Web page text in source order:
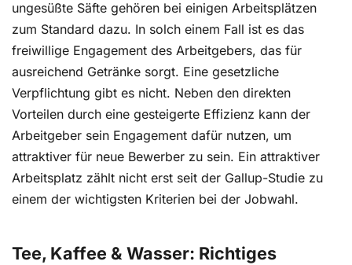
ungesüßte Säfte gehören bei einigen Arbeitsplätzen
zum Standard dazu. In solch einem Fall ist es das
freiwillige Engagement des Arbeitgebers, das für
ausreichend Getränke sorgt. Eine gesetzliche
Verpflichtung gibt es nicht. Neben den direkten
Vorteilen durch eine gesteigerte Effizienz kann der
Arbeitgeber sein Engagement dafür nutzen, um
attraktiver für neue Bewerber zu sein. Ein attraktiver
Arbeitsplatz zählt nicht erst seit der Gallup-Studie zu
einem der wichtigsten Kriterien bei der Jobwahl.
Tee, Kaffee & Wasser: Richtiges